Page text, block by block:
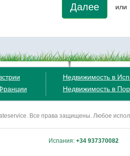
Далее или
Недвижимость в
Недвижимость в
Все права защищены. Любое
Испания: +34 937370082